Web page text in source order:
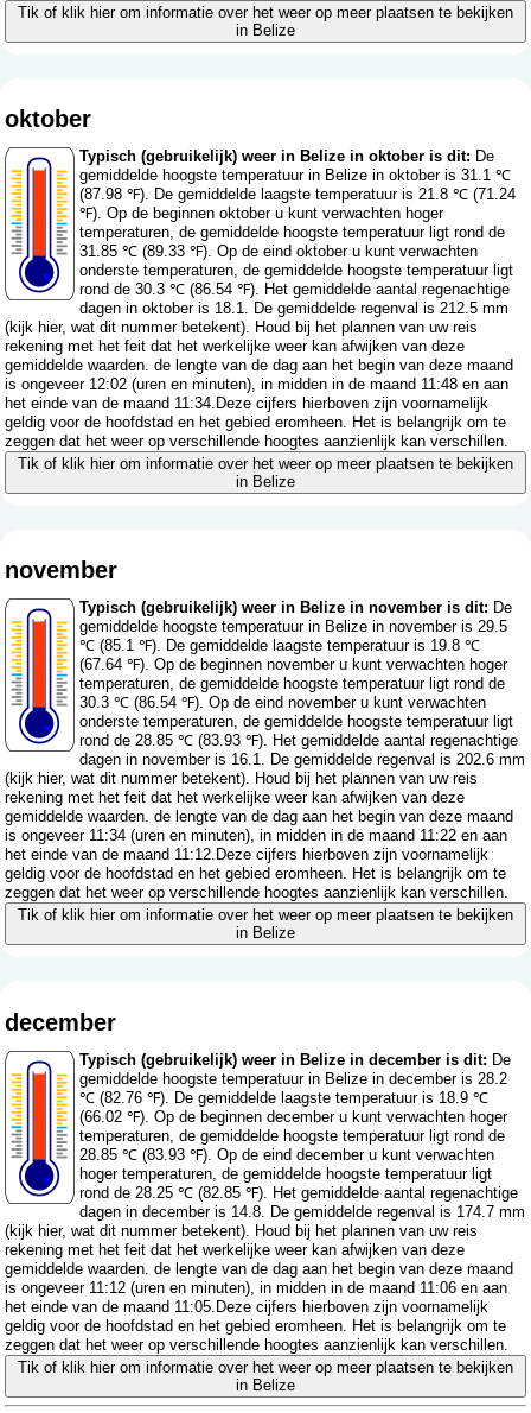
Tik of klik hier om informatie over het weer op meer plaatsen te bekijken
in Belize
oktober
Typisch (gebruikelijk) weer in Belize in oktober is dit: De
gemiddelde hoogste temperatuur in Belize in oktober is 31.1 ℃
(87.98 ℉). De gemiddelde laagste temperatuur is 21.8 ℃ (71.24
℉). Op de beginnen oktober u kunt verwachten hoger
temperaturen, de gemiddelde hoogste temperatuur ligt rond de
31.85 ℃ (89.33 ℉). Op de eind oktober u kunt verwachten
onderste temperaturen, de gemiddelde hoogste temperatuur ligt
rond de 30.3 ℃ (86.54 ℉). Het gemiddelde aantal regenachtige
dagen in oktober is 18.1. De gemiddelde regenval is 212.5 mm
(kijk hier, wat dit nummer betekent). Houd bij het plannen van uw reis
rekening met het feit dat het werkelijke weer kan afwijken van deze
gemiddelde waarden. de lengte van de dag aan het begin van deze maand
is ongeveer 12:02 (uren en minuten), in midden in de maand 11:48 en aan
het einde van de maand 11:34.Deze cijfers hierboven zijn voornamelijk
geldig voor de hoofdstad en het gebied eromheen. Het is belangrijk om te
zeggen dat het weer op verschillende hoogtes aanzienlijk kan verschillen.
Tik of klik hier om informatie over het weer op meer plaatsen te bekijken
in Belize
november
Typisch (gebruikelijk) weer in Belize in november is dit: De
gemiddelde hoogste temperatuur in Belize in november is 29.5
℃ (85.1 ℉). De gemiddelde laagste temperatuur is 19.8 ℃
(67.64 ℉). Op de beginnen november u kunt verwachten hoger
temperaturen, de gemiddelde hoogste temperatuur ligt rond de
30.3 ℃ (86.54 ℉). Op de eind november u kunt verwachten
onderste temperaturen, de gemiddelde hoogste temperatuur ligt
rond de 28.85 ℃ (83.93 ℉). Het gemiddelde aantal regenachtige
dagen in november is 16.1. De gemiddelde regenval is 202.6 mm
(kijk hier, wat dit nummer betekent). Houd bij het plannen van uw reis
rekening met het feit dat het werkelijke weer kan afwijken van deze
gemiddelde waarden. de lengte van de dag aan het begin van deze maand
is ongeveer 11:34 (uren en minuten), in midden in de maand 11:22 en aan
het einde van de maand 11:12.Deze cijfers hierboven zijn voornamelijk
geldig voor de hoofdstad en het gebied eromheen. Het is belangrijk om te
zeggen dat het weer op verschillende hoogtes aanzienlijk kan verschillen.
Tik of klik hier om informatie over het weer op meer plaatsen te bekijken
in Belize
december
Typisch (gebruikelijk) weer in Belize in december is dit: De
gemiddelde hoogste temperatuur in Belize in december is 28.2
℃ (82.76 ℉). De gemiddelde laagste temperatuur is 18.9 ℃
(66.02 ℉). Op de beginnen december u kunt verwachten hoger
temperaturen, de gemiddelde hoogste temperatuur ligt rond de
28.85 ℃ (83.93 ℉). Op de eind december u kunt verwachten
hoger temperaturen, de gemiddelde hoogste temperatuur ligt
rond de 28.25 ℃ (82.85 ℉). Het gemiddelde aantal regenachtige
dagen in december is 14.8. De gemiddelde regenval is 174.7 mm
(kijk hier, wat dit nummer betekent). Houd bij het plannen van uw reis
rekening met het feit dat het werkelijke weer kan afwijken van deze
gemiddelde waarden. de lengte van de dag aan het begin van deze maand
is ongeveer 11:12 (uren en minuten), in midden in de maand 11:06 en aan
het einde van de maand 11:05.Deze cijfers hierboven zijn voornamelijk
geldig voor de hoofdstad en het gebied eromheen. Het is belangrijk om te
zeggen dat het weer op verschillende hoogtes aanzienlijk kan verschillen.
Tik of klik hier om informatie over het weer op meer plaatsen te bekijken
in Belize